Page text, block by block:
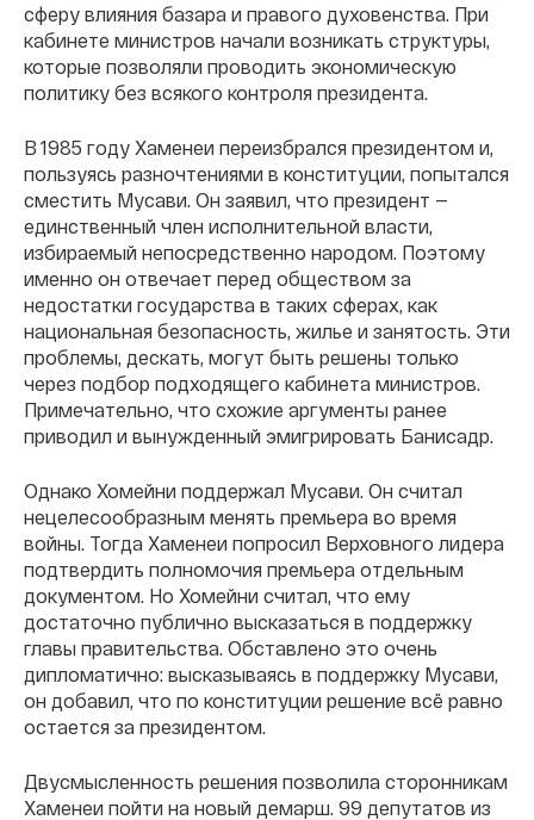
сферу влияния базара и правого духовенства. При
кабинете министров начали возникать структуры,
которые позволяли проводить экономическую
политику без всякого контроля президента.
В 1985 году Хаменеи переизбрался президентом и,
пользуясь разночтениями в конституции, попытался
сместить Мусави. Он заявил, что президент —
единственный член исполнительной власти,
избираемый непосредственно народом. Поэтому
именно он отвечает перед обществом за
недостатки государства в таких сферах, как
национальная безопасность, жилье и занятость. Эти
проблемы, дескать, могут быть решены только
через подбор подходящего кабинета министров.
Примечательно, что схожие аргументы ранее
приводил и вынужденный эмигрировать Банисадр.
Однако Хомейни поддержал Мусави. Он считал
нецелесообразным менять премьера во время
войны. Тогда Хаменеи попросил Верховного лидера
подтвердить полномочия премьера отдельным
документом. Но Хомейни считал, что ему
достаточно публично высказаться в поддержку
главы правительства. Обставлено это очень
дипломатично: высказываясь в поддержку Мусави,
он добавил, что по конституции решение всё равно
остается за президентом.
Двусмысленность решения позволила сторонникам
Хаменеи пойти на новый демарш. 99 депутатов из